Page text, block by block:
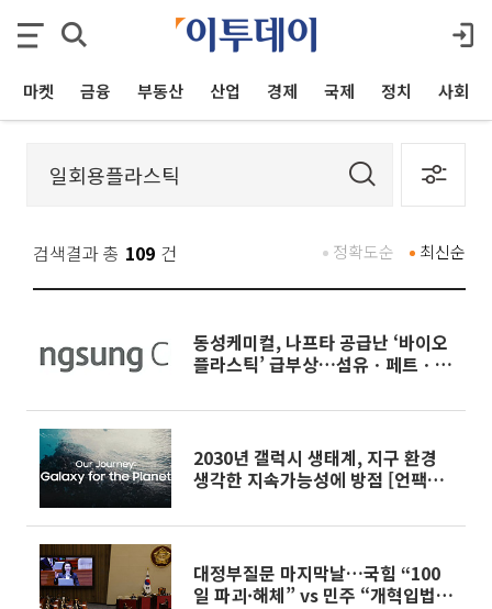
마켓 금융 부동산 산업 경제 국제 정치 사회
검색결과 총 109 건 최신순
정확도순
동성케미컬, 나프타 공급난 ‘바이오
플라스틱’ 급부상…섬유ㆍ페트ㆍ페
2030년 갤럭시 생태계, 지구 환경
생각한 지속가능성에 방점 [언팩
대정부질문 마지막날…국힘 “100
일 파괴·해체” vs 민주 “개혁입법